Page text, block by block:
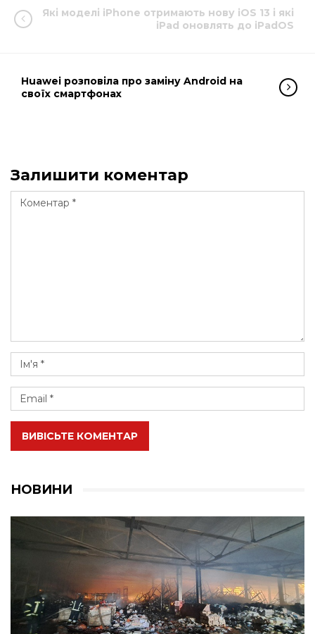
Які моделі iPhone отримають нову iOS 13 і які
iPad оновлять до iPadOS
Huawei розповіла про заміну Android на
своїх смартфонах
Залишити коментар
ВИВІСЬТЕ КОМЕНТАР
НОВИНИ